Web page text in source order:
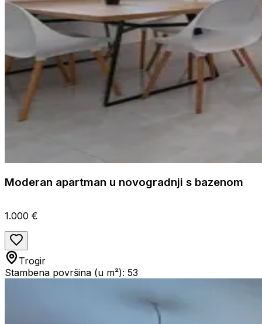
Moderan apartman u novogradnji s bazenom
1.000 €
Trogir
Stambena površina (u m²): 53